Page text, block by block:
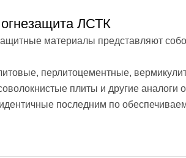
огнезащита ЛСТК
материалы представляют
перлитоцементные,
плиты и другие аналоги
последним по